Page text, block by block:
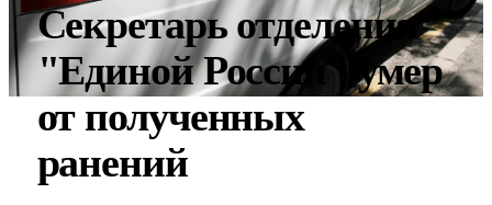
Секретарь отделения
"Единой России" умер
от полученных
ранений